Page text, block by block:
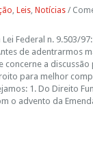
, Leis, Notícias /
Federal n. 9.503/
de adentrarmos
concerne a
para melhor
1. Do Direito
o advento da